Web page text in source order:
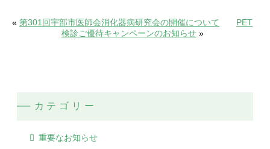
«第301回宇部市医師会消化器病研究会の開催について
PET
検診ご優待キャンペーンのお知らせ»
カテゴリー
重要なお知らせ